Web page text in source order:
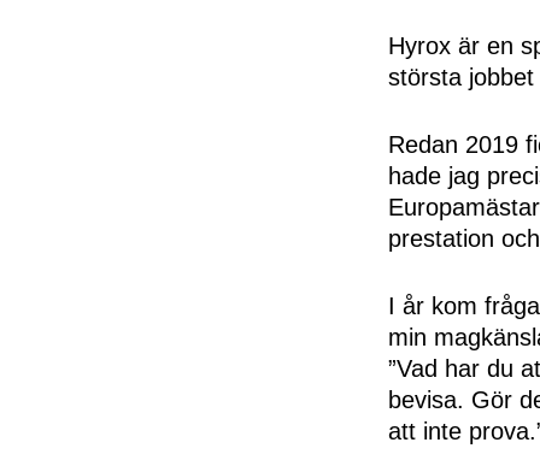
Hyrox är en
största
Redan 2019
hade jag
prestation
I år kom
min
”Vad har du
bevisa. Gör
att inte